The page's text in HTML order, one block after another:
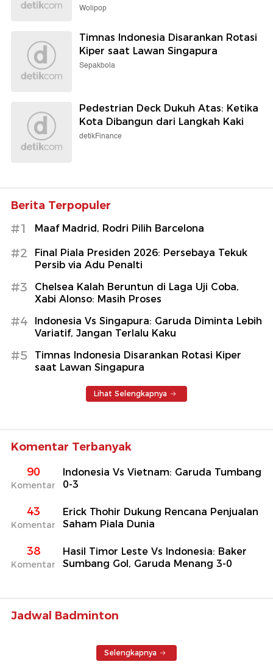
Wolipop
Timnas Indonesia Disarankan Rotasi
Kiper saat Lawan Singapura
Sepakbola
Pedestrian Deck Dukuh Atas: Ketika
Kota Dibangun dari Langkah Kaki
detikFinance
Berita Terpopuler
#1 Maaf Madrid, Rodri Pilih Barcelona
#2
Final Piala Presiden 2026: Persebaya Tekuk
Persib via Adu Penalti
#3
Chelsea Kalah Beruntun di Laga Uji Coba,
Xabi Alonso: Masih Proses
#4
Indonesia Vs Singapura: Garuda Diminta Lebih
Variatif, Jangan Terlalu Kaku
#5
Timnas Indonesia Disarankan Rotasi Kiper
saat Lawan Singapura
Lihat Selengkapnya
Komentar Terbanyak
90
Komentar
Indonesia Vs Vietnam: Garuda Tumbang
0-3
43
Komentar
Erick Thohir Dukung Rencana Penjualan
Saham Piala Dunia
38
Komentar
Hasil Timor Leste Vs Indonesia: Baker
Sumbang Gol, Garuda Menang 3-0
Jadwal Badminton
Selengkapnya